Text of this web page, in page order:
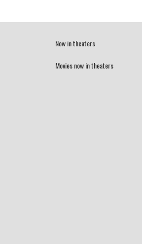
Now in theaters
Movies now in theaters